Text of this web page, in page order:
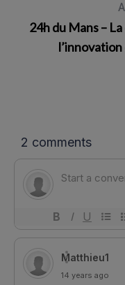
24h du Mans –